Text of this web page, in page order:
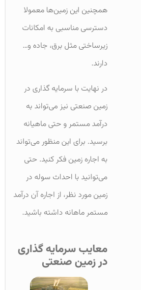
همچنین این زمین‌ها معمولا
دسترسی مناسبی به امکانات
زیرساختی مثل برق، جاده و…
دارند.
در نهایت با سرمایه گذاری در
زمین صنعتی نیز می‌تواند به
درآمد مستمر و حتی ماهیانه
برسید. برای این منظور می‌تواند
به اجاره زمین فکر کنید. حتی
می‌توانید با احداث سوله در
زمین مورد نظر، از اجاره آن درآمد
مستمر ماهانه داشته باشید.
معایب سرمایه گذاری
در زمین صنعتی